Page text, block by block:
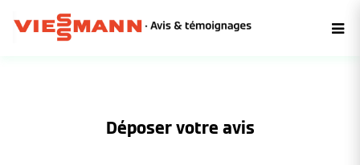
Déposer votre avis